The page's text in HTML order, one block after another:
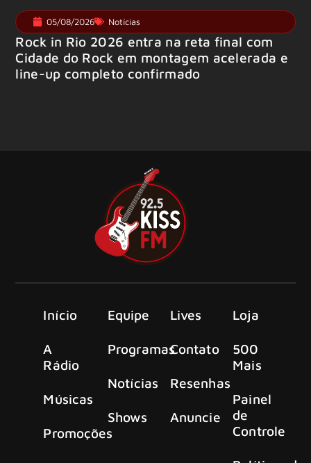
05/08/2026 Notícias
Rock in Rio 2026 entra na reta final com
Cidade do Rock em montagem acelerada e
line-up completo confirmado
Início
A
Rádio
Músicas
Promoções
Equipe
Programas
Notícias
Shows
Lives
Contato
Resenhas
Anuncie
Loja
500
Mais
Painel
de
Controle